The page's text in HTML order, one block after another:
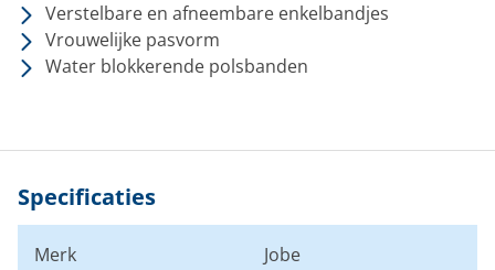
Verstelbare en afneembare enkelbandjes
Vrouwelijke pasvorm
Water blokkerende polsbanden
Specificaties
Merk Jobe